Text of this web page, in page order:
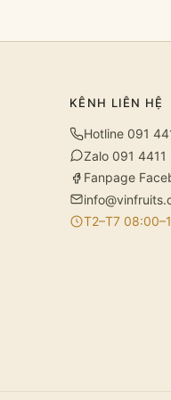
KÊNH LIÊN HỆ
Hotline 091
Zalo 091 4411
Fanpage
T2–T7